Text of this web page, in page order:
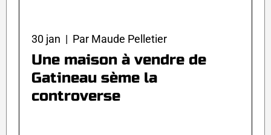
30 jan | Par Maude Pelletier
Une maison à vendre de
Gatineau sème la
controverse